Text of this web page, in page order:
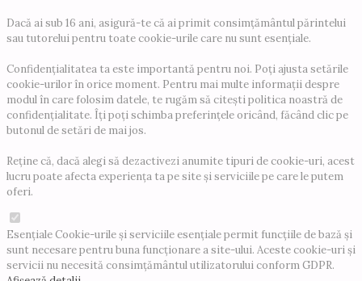
Dacă ai sub 16 ani, asigură-te că ai primit consimțământul părintelui
sau tutorelui pentru toate cookie-urile care nu sunt esențiale.
Confidențialitatea ta este importantă pentru noi. Poți ajusta setările
cookie-urilor în orice moment. Pentru mai multe informații despre
modul în care folosim datele, te rugăm să citești politica noastră de
confidențialitate. Îți poți schimba preferințele oricând, făcând clic pe
butonul de setări de mai jos.
Reține că, dacă alegi să dezactivezi anumite tipuri de cookie-uri, acest
lucru poate afecta experiența ta pe site și serviciile pe care le putem
oferi.
EsențialeCookie-urile și serviciile esențiale permit funcțiile de bază și
sunt necesare pentru buna funcționare a site-ului. Aceste cookie-uri și
servicii nu necesită consimțământul utilizatorului conform GDPR.